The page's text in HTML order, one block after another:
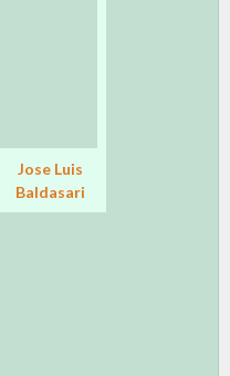
Jose Luis
Baldasari